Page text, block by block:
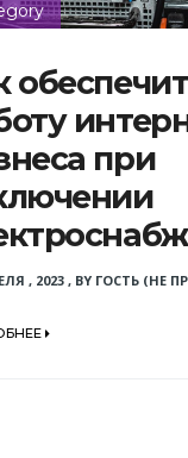
при
, 2023, BY ГОСТЬ (НЕ